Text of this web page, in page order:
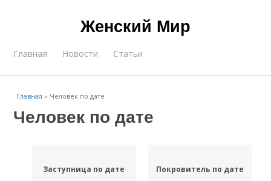
Женский Мир
Главная Новости Статьи
Главная » Человек по дате
Человек по дате
Заступница по дате Покровитель по дате